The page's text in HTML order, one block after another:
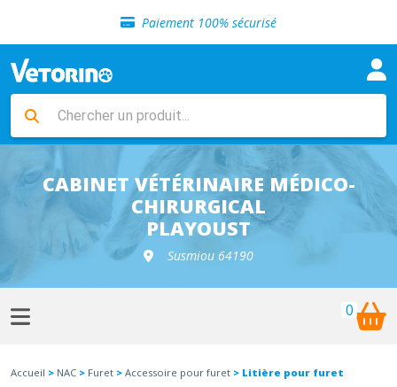
Paiement 100% sécurisé
Livraison gratuite en clinique vétérinaire
Sélection de croquettes vétérinaire
Livraison gratuite en clinique vétérinaire
Retour gratuit en clinique
Sélection de croquettes vétérinaire
CABINET VÉTÉRINAIRE MÉDICO-
CHIRURGICAL
PLAYOUST
Susmiou 64190
0
Accueil > NAC > Furet > Accessoire pour furet > Litière pour furet